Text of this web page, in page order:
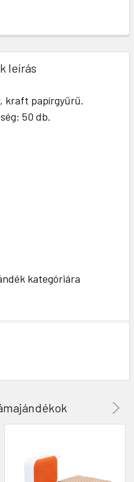
leírás
kraft papírgyűrű.
50 db.
kategóriára